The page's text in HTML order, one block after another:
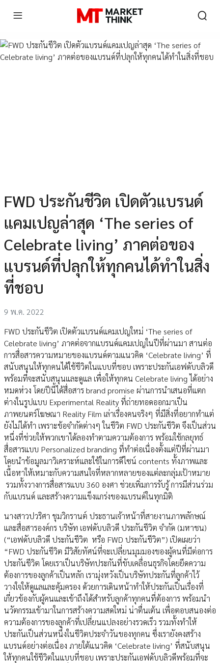
FWD ประกันชีวิต เปิดตัวแบรนด์
แคมเปญล่าสุด ‘The series of
Celebrate living’ ภาคต่อของ
แบรนด์ที่ปลุกให้ทุกคนได้ทำในสิ่ง
ที่ชอบ
9 พ.ค. 2022
FWD ประกันชีวิต เปิดตัวแบรนด์แคมเปญใหม่ ‘The series of
Celebrate living’ ภาคต่อจากแบรนด์แคมเปญในปีที่ผ่านมา สานต่อ
การสื่อสารความหมายของแบรนด์ตามแนวคิด ‘Celebrate living’ ที่
สนับสนุนให้ทุกคนได้ใช้ชีวิตในแบบที่ชอบ เพราะประกันเอฟดับบลิวดี
พร้อมที่จะสนับสนุนและดูแล เพื่อให้ทุกคน Celebrate living ได้อย่าง
หมดห่วง โดยปีนี้ได้สื่อสาร brand promise ผ่านการนำเสนอที่แตก
ต่างในรูปแบบ Experimental Reality ที่ถ่ายทอดออกมาเป็น
ภาพยนตร์โฆษณา Reality Film เล่าเรื่องคนจริงๆ ที่มีสิ่งที่อยากทำแต่
ยังไม่ได้ทำ เพราะข้อจำกัดต่างๆ ในชีวิต FWD ประกันชีวิต จึงเป็นส่วน
หนึ่งที่ช่วยให้พวกเขาได้ลองทำตามความต้องการ พร้อมใช้กลยุทธ์
สื่อสารแบบ Personalized branding ที่ทำต่อเนื่องตั้งแต่ปีที่ผ่านมา
โดยนำข้อมูลมาวิเคราะห์และใช้ในการดีไซน์ contents ทั้งภาพและ
เนื้อหาให้เหมาะกับความสนใจที่หลากหลายของแต่ละกลุ่มเป้าหมาย
รวมทั้งวางการสื่อสารแบบ 360 องศา ช่วยเพิ่มการรับรู้ การมีส่วนร่วม
กับแบรนด์ และสร้างความแข็งแกร่งของแบรนด์ในทุกมิติ
นางสาวปวริศา ชุมวิกรานต์ ประธานเจ้าหน้าที่สายงานภาพลักษณ์
และสื่อสารองค์กร บริษัท เอฟดับบลิวดี ประกันชีวิต จำกัด (มหาชน)
(“เอฟดับบลิวดี ประกันชีวิต หรือ FWD ประกันชีวิต”) เปิดเผยว่า
“FWD ประกันชีวิต มีวิสัยทัศน์ที่จะเปลี่ยนมุมมองของผู้คนที่มีต่อการ
ประกันชีวิต โดยเราเป็นบริษัทประกันที่ขับเคลื่อนธุรกิจโดยยึดความ
ต้องการของลูกค้าเป็นหลัก เรามุ่งหวังเป็นบริษัทประกันที่ลูกค้าไว้
วางใจให้ดูแลและคุ้มครอง ด้วยการเดินหน้าทำให้ประกันเป็นเรื่องที่
เกี่ยวข้องกับผู้คนและเข้าถึงได้สำหรับลูกค้าทุกคนที่ต้องการ พร้อมนำ
นวัตกรรมเข้ามาในการสร้างความสดใหม่ น่าตื่นเต้น เพื่อตอบสนองต่อ
ความต้องการของลูกค้าที่เปลี่ยนแปลงอย่างรวดเร็ว รวมทั้งทำให้
ประกันเป็นส่วนหนึ่งในชีวิตประจำวันของทุกคน ซึ่งเรายังคงสร้าง
แบรนด์อย่างต่อเนื่อง ภายใต้แนวคิด ‘Celebrate living’ ที่สนับสนุน
ให้ทุกคนใช้ชีวิตในแบบที่ชอบ เพราะประกันเอฟดับบลิวดีพร้อมที่จะ